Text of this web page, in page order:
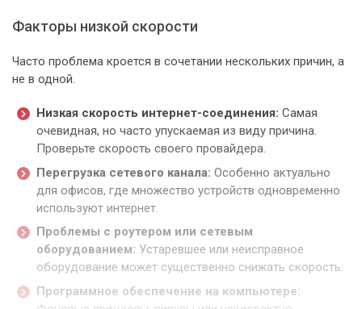
Факторы низкой скорости
Часто проблема кроется в сочетании нескольких причин, а
не в одной.
Низкая скорость интернет-соединения: Самая
очевидная, но часто упускаемая из виду причина.
Проверьте скорость своего провайдера.
Перегрузка сетевого канала: Особенно актуально
для офисов, где множество устройств одновременно
используют интернет.
Проблемы с роутером или сетевым
оборудованием: Устаревшее или неисправное
оборудование может существенно снижать скорость.
Программное обеспечение на компьютере: